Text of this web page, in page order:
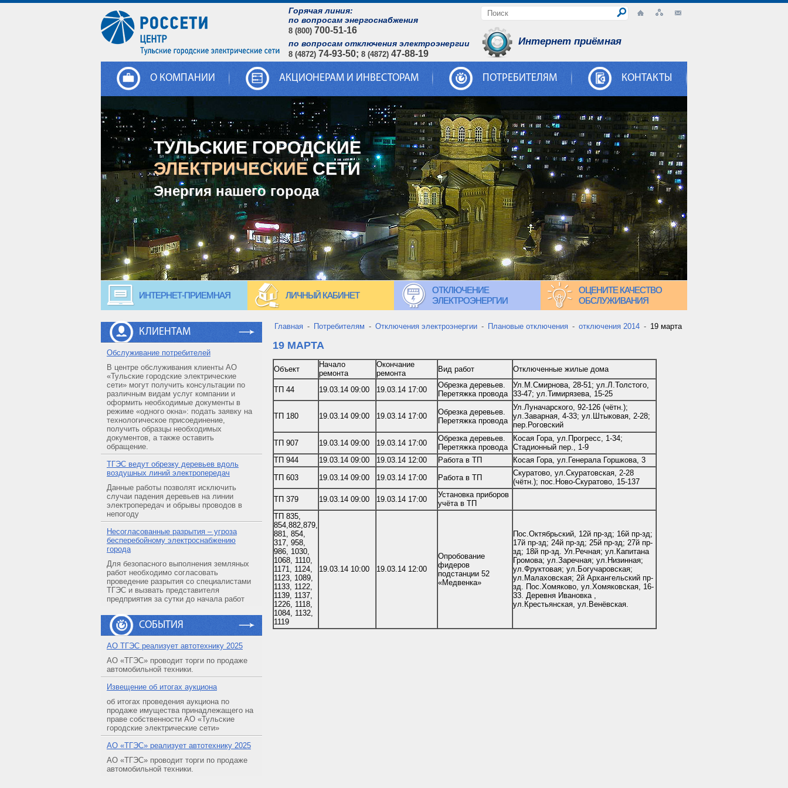
Горячая линия:
по вопросам энергоснабжения
8 (800) 700-51-16
по вопросам отключения электроэнергии
8 (4872) 74-93-50; 8 (4872) 47-88-19
Интернет приёмная
О КОМПАНИИ АКЦИОНЕРАМ И ИНВЕСТОРАМ ПОТРЕБИТЕЛЯМ КОНТАКТЫ
ТУЛЬСКИЕ ГОРОДСКИЕ
ЭЛЕКТРИЧЕСКИЕ СЕТИ
Энергия нашего города
ИНТЕРНЕТ-ПРИЕМНАЯ ЛИЧНЫЙ КАБИНЕТ
ОТКЛЮЧЕНИЕ
ЭЛЕКТРОЭНЕРГИИ
ОЦЕНИТЕ КАЧЕСТВО
ОБСЛУЖИВАНИЯ
КЛИЕНТАМ
Обслуживание потребителей
В центре обслуживания клиенты АО
«Тульские городские электрические
сети» могут получить консультации по
различным видам услуг компании и
оформить необходимые документы в
режиме «одного окна»: подать заявку на
технологическое присоединение,
получить образцы необходимых
документов, а также оставить
обращение.
ТГЭС ведут обрезку деревьев вдоль
воздушных линий электропередач
Данные работы позволят исключить
случаи падения деревьев на линии
электропередач и обрывы проводов в
непогоду
Несогласованные разрытия – угроза
бесперебойному электроснабжению
города
Для безопасного выполнения земляных
работ необходимо согласовать
проведение разрытия со специалистами
ТГЭС и вызвать представителя
предприятия за сутки до начала работ
СОБЫТИЯ
АO ТГЭС реализует автотехнику 2025
АО «ТГЭС» проводит торги по продаже
автомобильной техники.
Извещение об итогах аукциона
об итогах проведения аукциона по
продаже имущества принадлежащего на
праве собственности АО «Тульские
городские электрические сети»
АO «ТГЭС» реализует автотехнику 2025
АО «ТГЭС» проводит торги по продаже
автомобильной техники.
Главная - Потребителям - Отключения электроэнергии - Плановые отключения - отключения 2014 - 19 марта
19 МАРТА
Объект
Начало
ремонта
Окончание
ремонта
Вид работ Отключенные жилые дома
ТП 44 19.03.14 09:00 19.03.14 17:00
Обрезка деревьев.
Перетяжка провода
Ул.М.Смирнова, 28-51; ул.Л.Толстого,
33-47; ул.Тимирязева, 15-25
ТП 180 19.03.14 09:00 19.03.14 17:00
Обрезка деревьев.
Перетяжка провода
Ул.Луначарского, 92-126 (чётн.);
ул.Заварная, 4-33; ул.Штыковая, 2-28;
пер.Роговский
ТП 907 19.03.14 09:00 19.03.14 17:00
Обрезка деревьев.
Перетяжка провода
Косая Гора, ул.Прогресс, 1-34;
Стадионный пер., 1-9
ТП 944
19.03.14 09:00 19.03.14 12:00 Работа в ТП
Косая Гора, ул.Генерала Горшкова, 3
ТП 603
19.03.14 09:00 19.03.14 17:00 Работа в ТП
Скуратово, ул.Скуратовская, 2-28
(чётн.); пос.Ново-Скуратово, 15-137
ТП 379
19.03.14 09:00 19.03.14 17:00
Установка приборов
учёта в ТП
ТП 835,
854,882,879,
881, 854,
317, 958,
986, 1030,
1068, 1110,
1171, 1124,
1123, 1089,
1133, 1122,
1139, 1137,
1226, 1118,
1084, 1132,
1119
19.03.14 10:00 19.03.14 12:00
Опробование
фидеров
подстанции 52
«Медвенка»
Пос.Октябрьский, 12й пр-зд; 16й пр-зд;
17й пр-зд; 24й пр-зд; 25й пр-зд; 27й пр-
зд; 18й пр-зд. Ул.Речная; ул.Капитана
Громова; ул.Заречная; ул.Низинная;
ул.Фруктовая; ул.Богучаровская;
ул.Малаховская; 2й Архангельский пр-
зд. Пос.Хомяково, ул.Хомяковская, 16-
33. Деревня Ивановка ,
ул.Крестьянская, ул.Венёвская.